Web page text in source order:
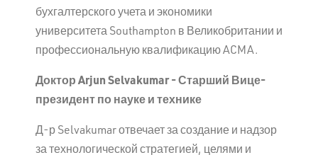
бухгалтерского учета и экономики
университета Southampton в Великобритании и
профессиональную квалификацию ACMA.
ДокторArjunSelvakumar- Старший Вице-
президент по науке и технике
Д-р Selvakumar отвечает за создание и надзор
за технологической стратегией, целями и